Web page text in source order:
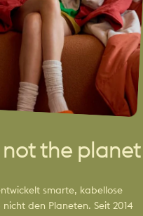
not the planet
smarte, kabellose
den Planeten. Seit 2014